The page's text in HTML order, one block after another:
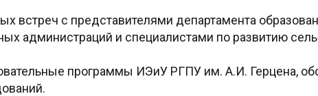
встреч с представителями департамента
администраций и специалистами по развитию
программы ИЭиУ РГПУ им. А.И. Герцена,